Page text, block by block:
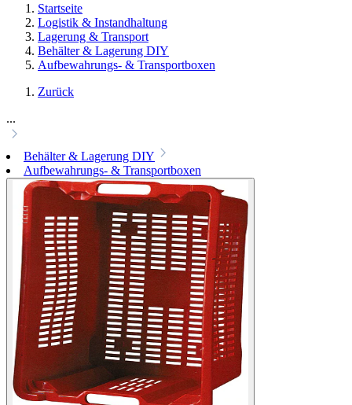
Startseite
Logistik & Instandhaltung
Lagerung & Transport
Behälter & Lagerung DIY
Aufbewahrungs- & Transportboxen
Zurück
...
Behälter & Lagerung DIY
Aufbewahrungs- & Transportboxen